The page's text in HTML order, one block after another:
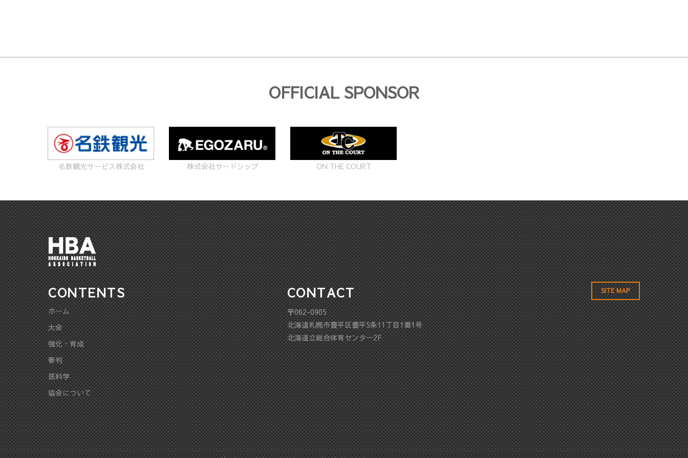
OFFICIAL SPONSOR
名鉄観光サービス株式会社 株式会社サードシップ ON THE COURT
CONTENTS
ホーム
大会
強化・育成
審判
医科学
協会について
CONTACT
〒062-0905
北海道札幌市豊平区豊平5条11丁目1番1号
北海道立総合体育センター2F
SITE MAP